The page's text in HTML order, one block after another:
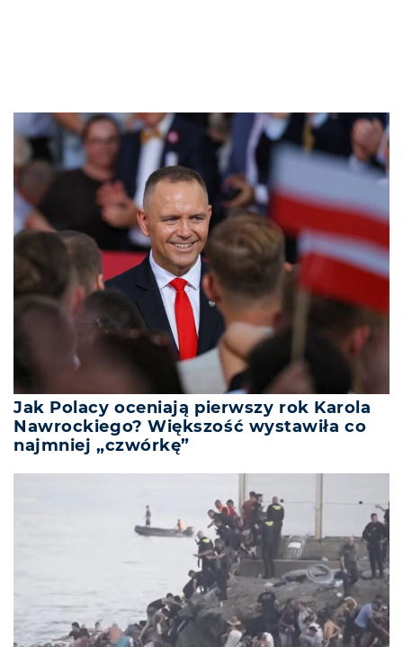
Jak Polacy oceniają pierwszy rok Karola
Nawrockiego? Większość wystawiła co
najmniej „czwórkę”